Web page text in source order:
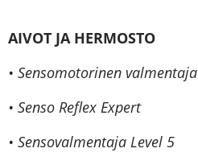
AIVOT JA HERMOSTO
• Sensomotorinen valmentaja
• Senso Reflex Expert
• Sensovalmentaja Level 5